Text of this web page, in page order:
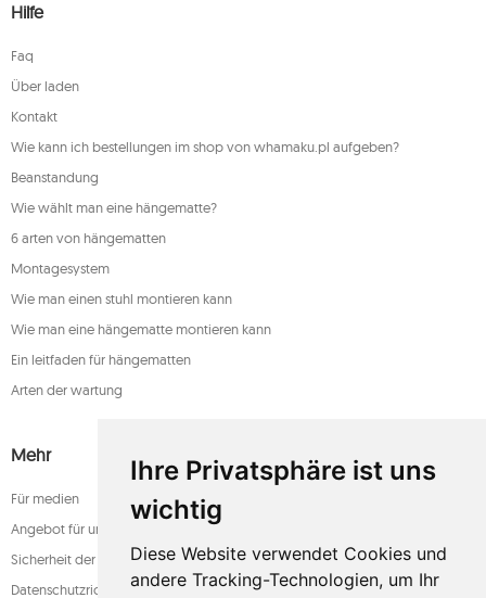
Ihre Privatsphäre ist uns
wichtig
Diese Website verwendet Cookies und
andere Tracking-Technologien, um Ihr
Hilfe
Faq
Über laden
Kontakt
Wie kann ich bestellungen im shop von whamaku.pl aufgeben?
Beanstandung
Wie wählt man eine hängematte?
6 arten von hängematten
Montagesystem
Wie man einen stuhl montieren kann
Wie man eine hängematte montieren kann
Ein leitfaden für hängematten
Arten der wartung
Mehr
Für medien
Angebot für unternehmen
Sicherheit der zahlung
Datenschutzrichtlinie